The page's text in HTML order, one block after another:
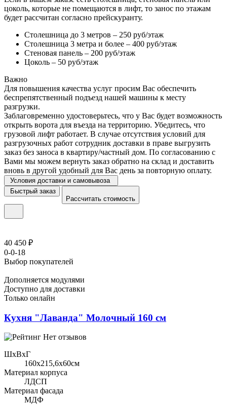
цоколь, которые не помещаются в лифт, то занос по этажам
будет рассчитан согласно прейскуранту.
Столешница до 3 метров – 250 руб/этаж
Столешница 3 метра и более – 400 руб/этаж
Стеновая панель – 200 руб/этаж
Цоколь – 50 руб/этаж
Важно
Для повышения качества услуг просим Вас обеспечить
беспрепятственный подъезд нашей машины к месту
разгрузки.
Заблаговременно удостоверьтесь, что у Вас будет возможность
открыть ворота для въезда на территорию. Убедитесь, что
грузовой лифт работает. В случае отсутствия условий для
разгрузочных работ сотрудник доставки в праве выгрузить
заказ без заноса в квартиру/частный дом. По согласованию с
Вами мы можем вернуть заказ обратно на склад и доставить
вновь в другой удобный для Вас день за повторную оплату.
Условия доставки и самовывоза
Быстрый заказ
Рассчитать стоимость
40 450 ₽
0-0-18
Выбор покупателей
Дополняется модулями
Доступно для доставки
Только онлайн
Кухня "Лаванда" Молочный 160 см
Нет отзывов
ШхВхГ
160x215,6х60см
Материал корпуса
ЛДСП
Материал фасада
МДФ